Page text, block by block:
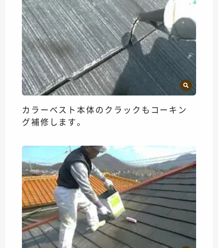
カラーベスト本体のクラックもコーキン
グ補修します。